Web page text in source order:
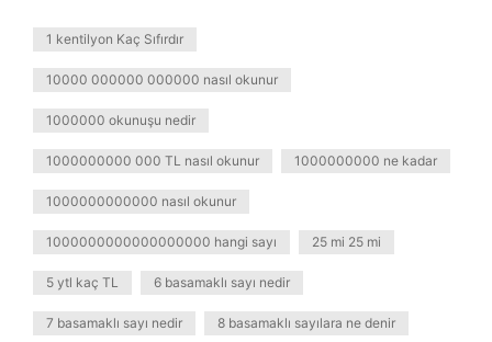
1 kentilyon Kaç Sıfırdır
10000 000000 000000 nasıl okunur
1000000 okunuşu nedir
1000000000 000 TL nasıl okunur 1000000000 ne kadar
1000000000000 nasıl okunur
1000000000000000000 hangi sayı 25 mi 25 mi
5 ytl kaç TL 6 basamaklı sayı nedir
7 basamaklı sayı nedir 8 basamaklı sayılara ne denir